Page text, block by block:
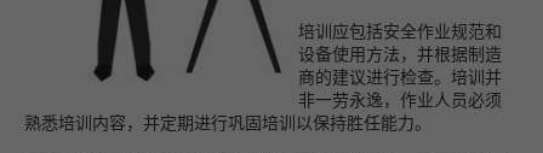
培训应包括安全作业规范和
设备使用方法，并根据制造
商的建议进行检查。培训并
非一劳永逸，作业人员必须
熟悉培训内容，并定期进行巩固培训以保持胜任能力。